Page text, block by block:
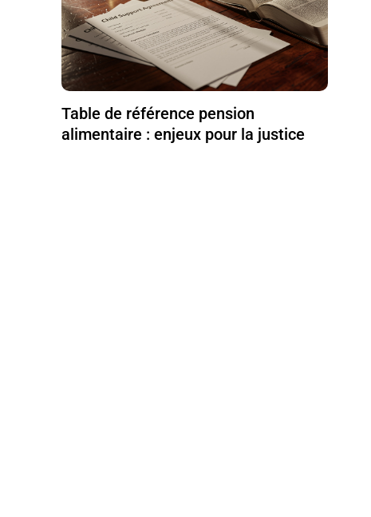
Table de référence pension
alimentaire : enjeux pour la justice